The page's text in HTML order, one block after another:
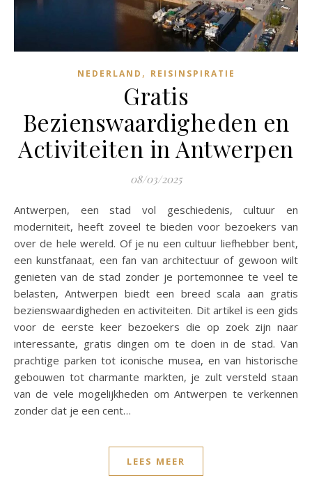
NEDERLAND , REISINSPIRATIE
Gratis
Bezienswaardigheden en
Activiteiten in Antwerpen
08/03/2025
Antwerpen, een stad vol geschiedenis, cultuur en
moderniteit, heeft zoveel te bieden voor bezoekers van
over de hele wereld. Of je nu een cultuur liefhebber bent,
een kunstfanaat, een fan van architectuur of gewoon wilt
genieten van de stad zonder je portemonnee te veel te
belasten, Antwerpen biedt een breed scala aan gratis
bezienswaardigheden en activiteiten. Dit artikel is een gids
voor de eerste keer bezoekers die op zoek zijn naar
interessante, gratis dingen om te doen in de stad. Van
prachtige parken tot iconische musea, en van historische
gebouwen tot charmante markten, je zult versteld staan
van de vele mogelijkheden om Antwerpen te verkennen
zonder dat je een cent…
LEES MEER